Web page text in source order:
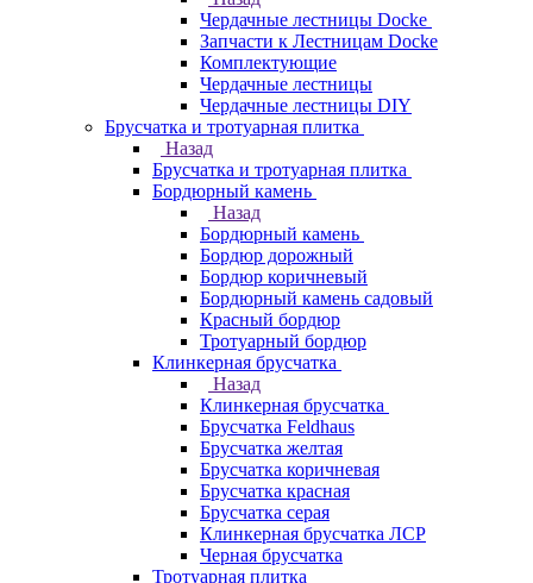
Чердачные лестницы Docke
Запчасти к Лестницам Docke
Комплектующие
Чердачные лестницы
Чердачные лестницы DIY
Брусчатка и тротуарная плитка
Назад
Брусчатка и тротуарная плитка
Бордюрный камень
Назад
Бордюрный камень
Бордюр дорожный
Бордюр коричневый
Бордюрный камень садовый
Красный бордюр
Тротуарный бордюр
Клинкерная брусчатка
Назад
Клинкерная брусчатка
Брусчатка Feldhaus
Брусчатка желтая
Брусчатка коричневая
Брусчатка красная
Брусчатка серая
Клинкерная брусчатка ЛСР
Черная брусчатка
Тротуарная плитка